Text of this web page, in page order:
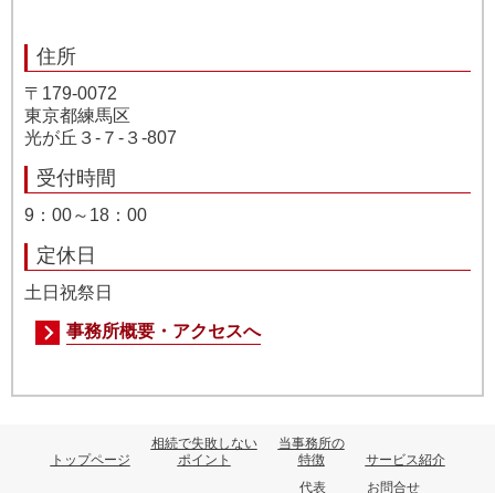
住所
〒179-0072
東京都練馬区
光が丘３-７-３-807
受付時間
9：00～18：00
定休日
土日祝祭日
事務所概要・アクセスへ
トップページ
相続で失敗しない
ポイント
当事務所の
特徴
サービス紹介
代表
お問合せ